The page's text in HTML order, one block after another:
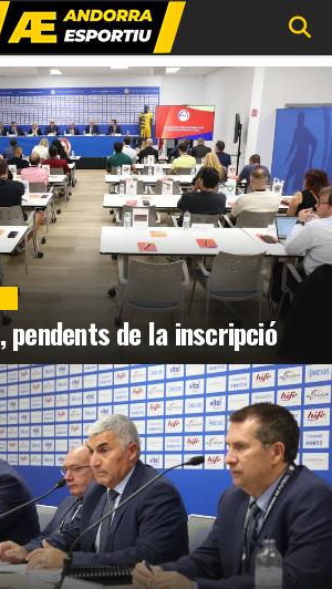
pendents de la inscripció